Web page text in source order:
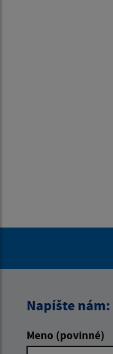
Napíšte nám:
Meno (povinné)